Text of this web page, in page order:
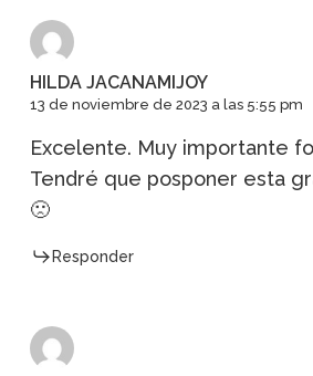
HILDA JACANAMIJOY
13 de noviembre de 2023 a las 5:55 pm
Excelente. Muy importante
Tendré que posponer esta
🙁
Responder